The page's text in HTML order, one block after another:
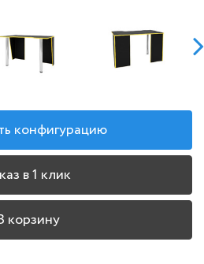
конфигурацию
в 1 клик
корзину